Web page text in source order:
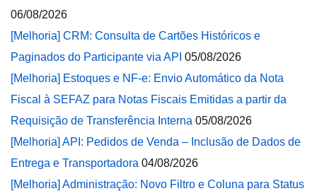
06/08/2026
[Melhoria] CRM: Consulta de Cartões Históricos e
Paginados do Participante via API 05/08/2026
[Melhoria] Estoques e NF-e: Envio Automático da Nota
Fiscal à SEFAZ para Notas Fiscais Emitidas a partir da
Requisição de Transferência Interna 05/08/2026
[Melhoria] API: Pedidos de Venda – Inclusão de Dados de
Entrega e Transportadora 04/08/2026
[Melhoria] Administração: Novo Filtro e Coluna para Status